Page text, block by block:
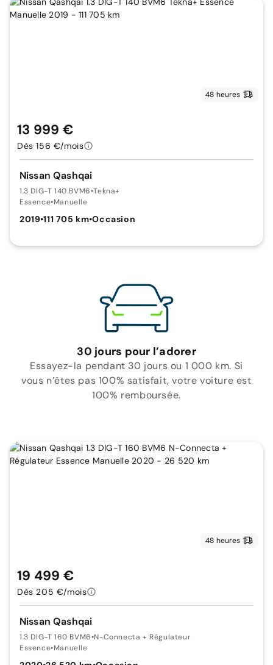
48 heures
Nissan Qashqai
1.3 DIG-T 140 BVM6•Tekna+
Essence•Manuelle
2019•111 705 km•Occasion
13 999 €
Dès 156 €/mois
30 jours pour l’adorer
Essayez-la pendant 30 jours ou 1 000 km. Si
vous n’êtes pas 100% satisfait, votre voiture est
100% remboursée.
48 heures
Nissan Qashqai
1.3 DIG-T 160 BVM6•N-Connecta + Régulateur
Essence•Manuelle
19 499 €
Dès 205 €/mois